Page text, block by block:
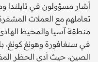
أشار مسؤولون في تايلندا
تعاملهم مع العملات
منطقة آسيا والمحيط
في سنغافورة وهونغ كونغ،